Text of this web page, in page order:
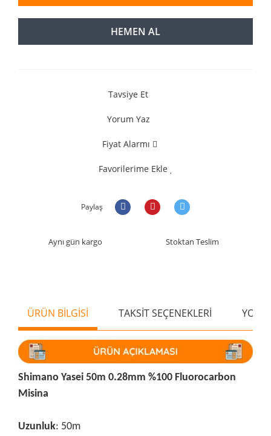
HEMEN AL
Tavsiye Et
Yorum Yaz
Fiyat Alarmı
Favorilerime Ekle
Paylaş
Aynı gün kargo Stoktan Teslim
ÜRÜN BİLGİSİ TAKSİT SEÇENEKLERİ
Shimano Yasei 50m 0.28mm %100 Fluorocarbon
Misina
Uzunluk: 50m